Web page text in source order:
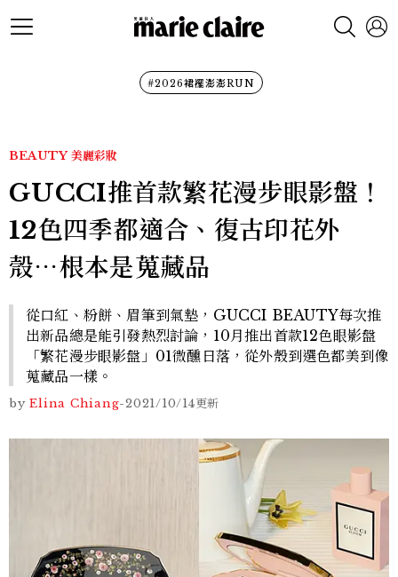
#2026裙襬澎澎RUN
BEAUTY 美麗彩妝
GUCCI推首款繁花漫步眼影盤！
12色四季都適合、復古印花外
殼⋯根本是蒐藏品
從口紅、粉餅、眉筆到氣墊，GUCCI BEAUTY每次推
出新品總是能引發熱烈討論，10月推出首款12色眼影盤
「繁花漫步眼影盤」01微醺日落，從外殼到選色都美到像
蒐藏品一樣。
by Elina Chiang-2021/10/14更新